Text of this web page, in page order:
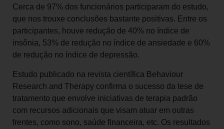
Cerca de 97% dos funcionários participaram do estudo,
que nos trouxe conclusões bastante positivas. Entre os
participantes, houve redução de 40% no índice de
insônia, 53% de redução no índice de ansiedade e 60%
de redução no índice de depressão.
Estudo publicado na revista científica Behaviour
Research and Therapy confirma o sucesso da tese de
tratamento que envolve iniciativas de terapia padrão
com recursos adicionais que visam atuar em outras
frentes, como sono, saúde financeira, etc. Os resultados